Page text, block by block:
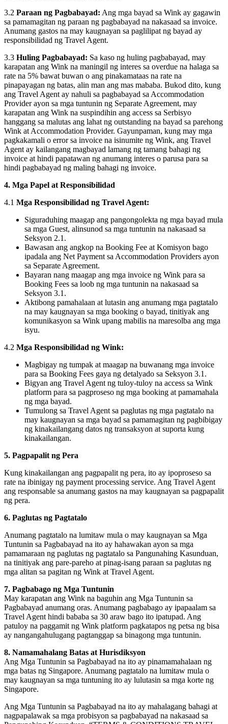
3.2 Paraan ng Pagbabayad: Ang mga bayad sa Wink ay gagawin
sa pamamagitan ng paraan ng pagbabayad na nakasaad sa invoice.
Anumang gastos na may kaugnayan sa paglilipat ng bayad ay
responsibilidad ng Travel Agent.
3.3 Huling Pagbabayad: Sa kaso ng huling pagbabayad, may
karapatan ang Wink na maningil ng interes sa overdue na halaga sa
rate na 5% bawat buwan o ang pinakamataas na rate na
pinapayagan ng batas, alin man ang mas mababa. Bukod dito, kung
ang Travel Agent ay nahuli sa pagbabayad sa Accommodation
Provider ayon sa mga tuntunin ng Separate Agreement, may
karapatan ang Wink na suspindihin ang access sa Serbisyo
hanggang sa malutas ang lahat ng outstanding na bayad sa parehong
Wink at Accommodation Provider. Gayunpaman, kung may mga
pagkakamali o error sa invoice na isinumite ng Wink, ang Travel
Agent ay kailangang magbayad lamang ng tamang bahagi ng
invoice at hindi papatawan ng anumang interes o parusa para sa
hindi pagbabayad ng maling bahagi ng invoice.
4. Mga Papel at Responsibilidad
4.1 Mga Responsibilidad ng Travel Agent:
Siguraduhing maagap ang pangongolekta ng mga bayad mula
sa mga Guest, alinsunod sa mga tuntunin na nakasaad sa
Seksyon 2.1.
Bawasan ang angkop na Booking Fee at Komisyon bago
ipadala ang Net Payment sa Accommodation Providers ayon
sa Separate Agreement.
Bayaran nang maagap ang mga invoice ng Wink para sa
Booking Fees sa loob ng mga tuntunin na nakasaad sa
Seksyon 3.1.
Aktibong pamahalaan at lutasin ang anumang mga pagtatalo
na may kaugnayan sa mga booking o bayad, tinitiyak ang
komunikasyon sa Wink upang mabilis na maresolba ang mga
isyu.
4.2 Mga Responsibilidad ng Wink:
Magbigay ng tumpak at maagap na buwanang mga invoice
para sa Booking Fees gaya ng detalyado sa Seksyon 3.1.
Bigyan ang Travel Agent ng tuloy-tuloy na access sa Wink
platform para sa pagproseso ng mga booking at pamamahala
ng mga bayad.
Tumulong sa Travel Agent sa paglutas ng mga pagtatalo na
may kaugnayan sa mga bayad sa pamamagitan ng pagbibigay
ng kinakailangang datos ng transaksyon at suporta kung
kinakailangan.
5. Pagpapalit ng Pera
Kung kinakailangan ang pagpapalit ng pera, ito ay ipoproseso sa
rate na ibinigay ng payment processing service. Ang Travel Agent
ang responsable sa anumang gastos na may kaugnayan sa pagpapalit
ng pera.
6. Paglutas ng Pagtatalo
Anumang pagtatalo na lumitaw mula o may kaugnayan sa Mga
Tuntunin sa Pagbabayad na ito ay hahawakan ayon sa mga
pamamaraan ng paglutas ng pagtatalo sa Pangunahing Kasunduan,
na tinitiyak ang pare-pareho at pinag-isang paraan sa paglutas ng
mga alitan sa pagitan ng Wink at Travel Agent.
7. Pagbabago ng Mga Tuntunin
May karapatan ang Wink na baguhin ang Mga Tuntunin sa
Pagbabayad anumang oras. Anumang pagbabago ay ipapaalam sa
Travel Agent hindi bababa sa 30 araw bago ito ipatupad. Ang
patuloy na paggamit ng Wink platform pagkatapos ng petsa ng bisa
ay nangangahulugang pagtanggap sa binagong mga tuntunin.
8. Namamahalang Batas at Hurisdiksyon
Ang Mga Tuntunin sa Pagbabayad na ito ay pinamamahalaan ng
mga batas ng Singapore. Anumang pagtatalo na lumitaw mula o
may kaugnayan sa mga tuntuning ito ay lulutasin sa mga korte ng
Singapore.
Ang Mga Tuntunin sa Pagbabayad na ito ay mahalagang bahagi at
nagpapalawak sa mga probisyon sa pagbabayad na nakasaad sa